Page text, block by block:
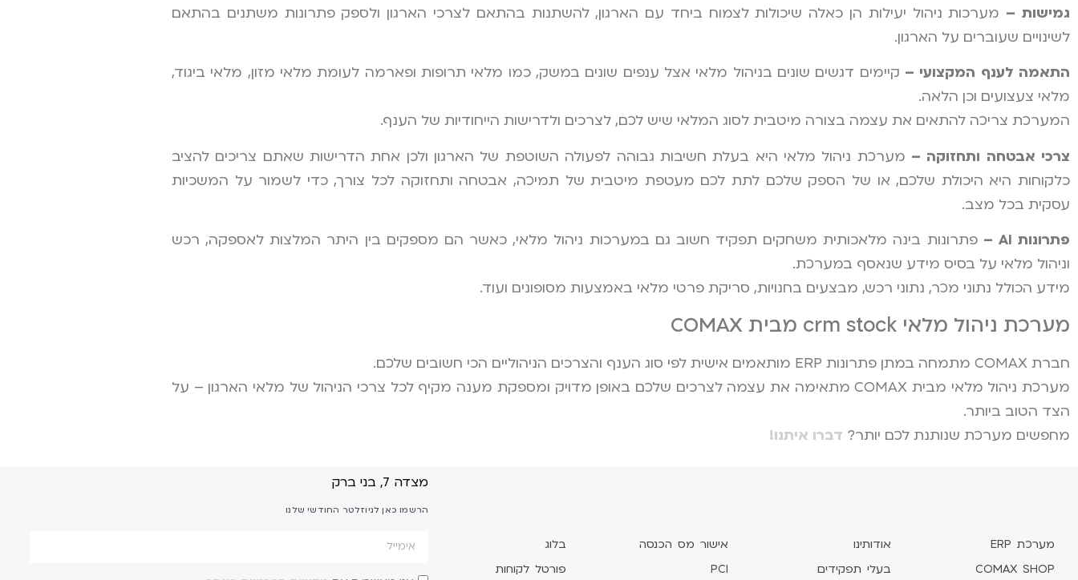
גמישות – מערכות ניהול יעילות הן כאלה שיכולות לצמוח ביחד עם הארגון, להשתנות בהתאם לצרכי הארגון ולספק פתרונות משתנים בהתאם
לשינויים שעוברים על הארגון.
התאמה לענף המקצועי – קיימים דגשים שונים בניהול מלאי אצל ענפים שונים במשק, כמו מלאי תרופות ופארמה לעומת מלאי מזון, מלאי ביגוד,
מלאי צעצועים וכן הלאה.
המערכת צריכה להתאים את עצמה בצורה מיטבית לסוג המלאי שיש לכם, לצרכים ולדרישות הייחודיות של הענף.
צרכי אבטחה ותחזוקה – מערכת ניהול מלאי היא בעלת חשיבות גבוהה לפעולה השוטפת של הארגון ולכן אחת הדרישות שאתם צריכים להציב
כלקוחות היא היכולת שלכם, או של הספק שלכם לתת לכם מעטפת מיטבית של תמיכה, אבטחה ותחזוקה לכל צורך, כדי לשמור על המשכיות
עסקית בכל מצב.
פתרונות AI –
פתרונות בינה מלאכותית משחקים תפקיד חשוב גם במערכות ניהול מלאי, כאשר הם מספקים בין היתר המלצות לאספקה, רכש
וניהול מלאי על בסיס מידע שנאסף במערכת.
מידע הכולל נתוני מכר, נתוני רכש, מבצעים בחנויות, סריקת פרטי מלאי באמצעות מסופונים ועוד.
מערכת ניהול מלאי crm stock מבית COMAX
חברת COMAX מתמחה במתן פתרונות ERP מותאמים אישית לפי סוג הענף והצרכים הניהוליים הכי חשובים שלכם.
מערכת ניהול מלאי מבית COMAX מתאימה את עצמה לצרכים שלכם באופן מדויק ומספקת מענה מקיף לכל צרכי הניהול של מלאי הארגון – על
הצד הטוב ביותר.
מחפשים מערכת שנותנת לכם יותר? דברו איתנו!
מערכת ERP
COMAX SHOP
אודותינו
בעלי תפקידים
אישור מס הכנסה
PCI
בלוג
פורטל לקוחות
מצדה 7, בני ברק
הרשמו כאן לניוזלטר החודשי שלנו